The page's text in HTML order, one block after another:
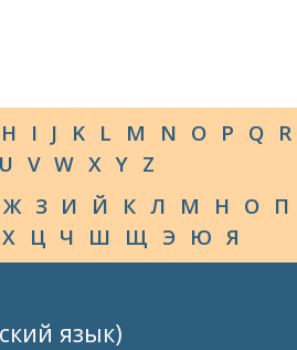
H I J K L M N O P Q R
U V W X Y Z
Ж З И Й К Л М Н О П
Х Ц Ч Ш Щ Э Ю Я
язык)